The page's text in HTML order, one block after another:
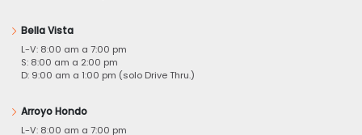
Bella Vista
L-V: 8:00 am a 7:00 pm
S: 8:00 am a 2:00 pm
D: 9:00 am a 1:00 pm (solo Drive Thru.)
Arroyo Hondo
L-V: 8:00 am a 7:00 pm